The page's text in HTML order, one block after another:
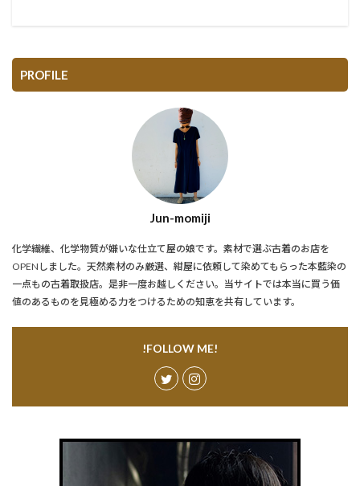
PROFILE
Jun-momiji
化学繊維、化学物質が嫌いな仕立て屋の娘です。素材で選ぶ古着のお店を
OPENしました。天然素材のみ厳選、紺屋に依頼して染めてもらった本藍染の
一点もの古着取扱店。是非一度お越しください。当サイトでは本当に買う価
値のあるものを見極める力をつけるための知恵を共有しています。
!FOLLOW ME!